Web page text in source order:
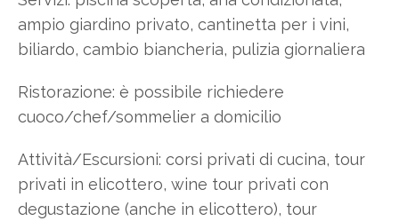
ampio giardino privato, cantinetta per i vini,
biliardo, cambio biancheria, pulizia giornaliera
Ristorazione: è possibile richiedere
cuoco/chef/sommelier a domicilio
Attività/Escursioni: corsi privati di cucina, tour
privati in elicottero, wine tour privati con
degustazione (anche in elicottero), tour